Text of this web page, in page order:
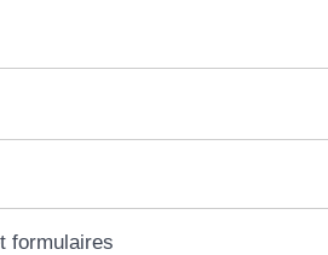
formulaires